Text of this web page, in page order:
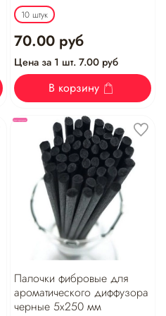
10 штук
70.00 руб
Цена за 1 шт. 7.00 руб
В корзину
Хит продаж
Палочки фибровые для
ароматического диффузора
черные 5х250 мм